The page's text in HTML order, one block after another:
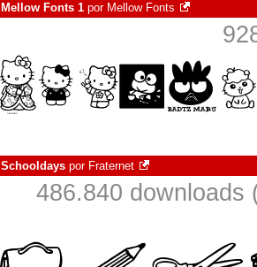
Mellow Fonts 1 por Mellow Fonts
Schooldays por Fraternet
486.840 downloads